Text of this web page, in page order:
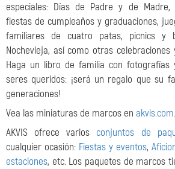
especiales: Días de Padre y de Madre,
fiestas de cumpleaños y graduaciones,
familiares de cuatro patas, picnics y
Nochevieja, así como otras
Haga un libro de familia con
seres queridos: ¡será un regalo que su
generaciones!
Vea las miniaturas de marcos en akvis.com.
AKVIS ofrece varios conjuntos de
cualquier ocasión: Fiestas y eventos,
estaciones, etc. Los paquetes de marcos